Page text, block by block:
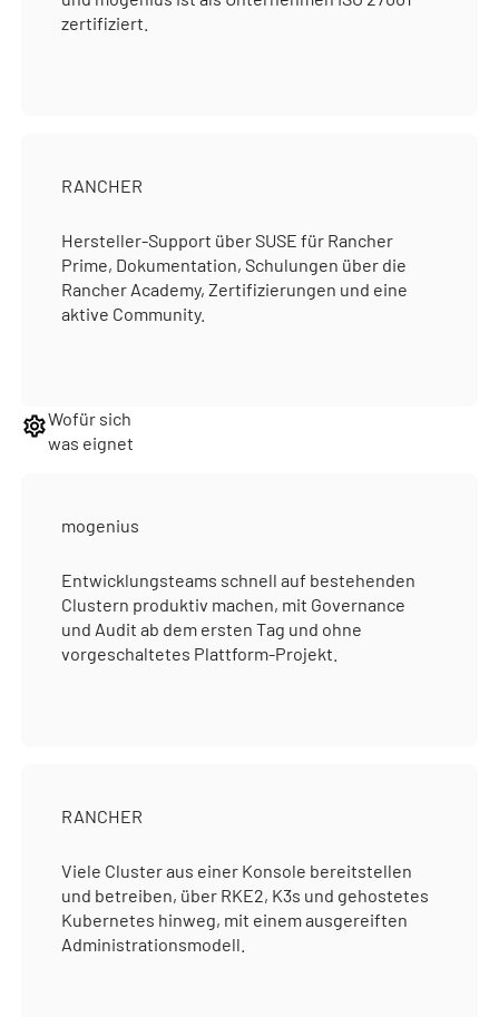
zertifiziert.
RANCHER
Hersteller-Support über SUSE für Rancher
Prime, Dokumentation, Schulungen über die
Rancher Academy, Zertifizierungen und eine
aktive Community.
Wofür sich
was eignet
mogenius
Entwicklungsteams schnell auf bestehenden
Clustern produktiv machen, mit Governance
und Audit ab dem ersten Tag und ohne
vorgeschaltetes Plattform-Projekt.
RANCHER
Viele Cluster aus einer Konsole bereitstellen
und betreiben, über RKE2, K3s und gehostetes
Kubernetes hinweg, mit einem ausgereiften
Administrationsmodell.